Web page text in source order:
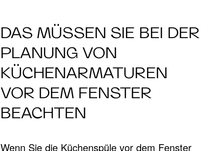
DAS MÜSSEN SIE BEI DER
PLANUNG VON
KÜCHENARMATUREN
VOR DEM FENSTER
BEACHTEN
Wenn Sie die Küchenspüle vor dem Fenster